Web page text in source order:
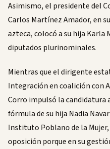
Asimismo, el presidente del
Carlos Martínez Amador, en
azteca, colocó a su hija Karla
diputados plurinominales.
Mientras que el dirigente
Integración en coalición con
Corro impulsó la candidatura
fórmula de su hija Nadia
Instituto Poblano de la
oposición porque en su